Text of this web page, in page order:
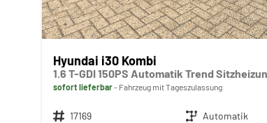
Hyundai i30 Kombi
sofort lieferbar Fahrzeug mit Tageszulassung
Fahrzeugnr. 17169 Getriebe Automatik